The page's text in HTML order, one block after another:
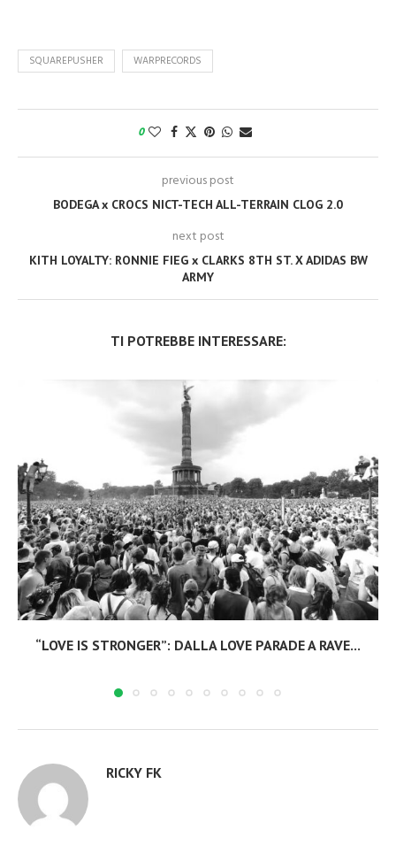
SQUAREPUSHER WARPRECORDS
0
previous post
BODEGA x CROCS NICT-TECH ALL-TERRAIN CLOG 2.0
next post
KITH LOYALTY: RONNIE FIEG x CLARKS 8TH ST. X ADIDAS BW
ARMY
TI POTREBBE INTERESSARE:
“LOVE IS STRONGER”: DALLA LOVE PARADE A RAVE...
RICKY FK